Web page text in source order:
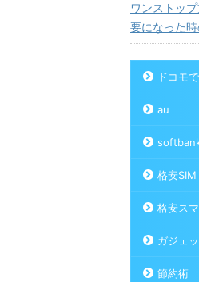
ワンストッ
要になった時
ドコモ
au
格安
格安ス
ガジェ
節約術